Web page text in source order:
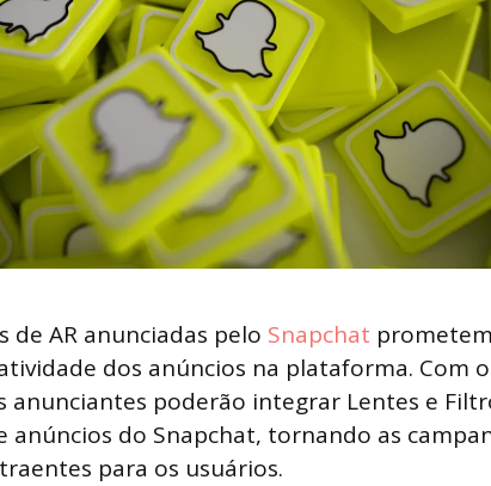
de AR anunciadas pelo Snapchat
dos anúncios na plataforma. Com
anunciantes poderão integrar Lentes e
do Snapchat, tornando as
para os usuários.